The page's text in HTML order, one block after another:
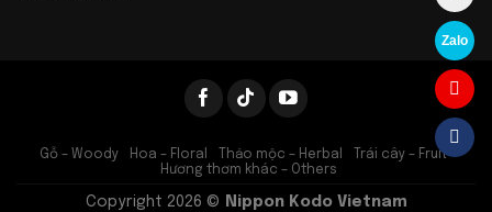
Gỗ – Woody Hoa – Floral Thảo mộc – Herbal
Trái cây – Fruit
Hương thơm khác – Others
Copyright 2026 © Nippon Kodo Vietnam
Zalo